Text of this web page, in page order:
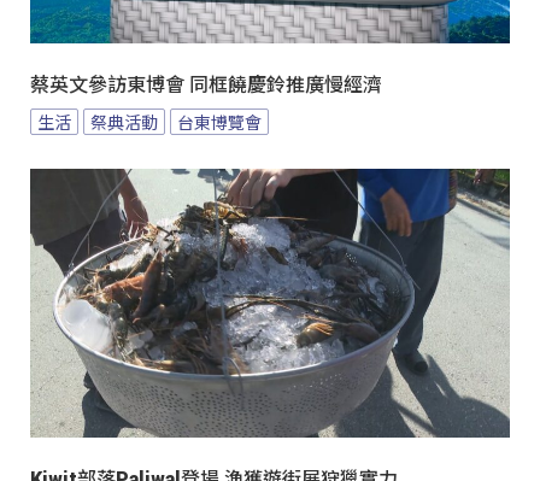
蔡英文參訪東博會 同框饒慶鈴推廣慢經濟
生活 祭典活動 台東博覽會